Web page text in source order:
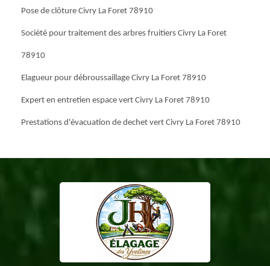
Pose de clôture Civry La Foret 78910
Société pour traitement des arbres fruitiers Civry La Foret
78910
Elagueur pour débroussaillage Civry La Foret 78910
Expert en entretien espace vert Civry La Foret 78910
Prestations d'évacuation de dechet vert Civry La Foret 78910